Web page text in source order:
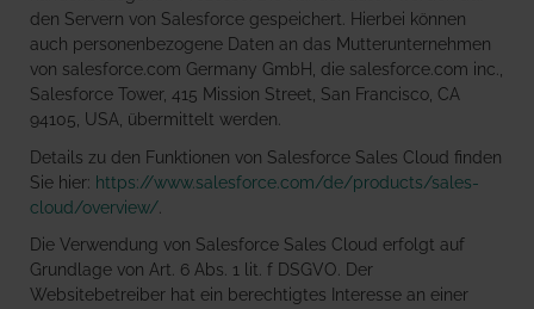
den Servern von Salesforce gespeichert. Hierbei können
auch personenbezogene Daten an das Mutterunternehmen
von salesforce.com Germany GmbH, die salesforce.com inc.,
Salesforce Tower, 415 Mission Street, San Francisco, CA
94105, USA, übermittelt werden.
Details zu den Funktionen von Salesforce Sales Cloud finden
Sie hier: https://www.salesforce.com/de/products/sales-
cloud/overview/
Die Verwendung von Salesforce Sales Cloud erfolgt auf
Grundlage von Art. 6 Abs. 1 lit. f DSGVO. Der
Websitebetreiber hat ein berechtigtes Interesse an einer